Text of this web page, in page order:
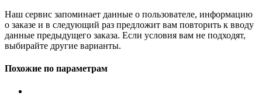
Наш сервис запоминает данные о пользователе, информацию
о заказе и в следующий раз предложит вам повторить к вводу
данные предыдущего заказа. Если условия вам не подходят,
выбирайте другие варианты.
Похожие по параметрам